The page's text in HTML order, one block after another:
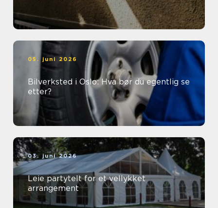
05. juni 2026
Bilverksted i Oslo: Hva bør du egentlig se
etter?
03. juni 2026
Leie partytelt for et vellykket
arrangement